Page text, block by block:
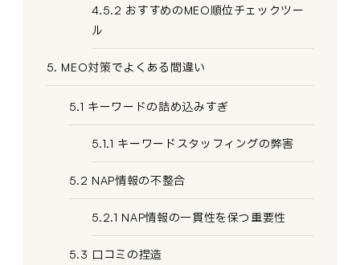
4.5.2 おすすめのMEO順位チェックツー
ル
5. MEO対策でよくある間違い
5.1 キーワードの詰め込みすぎ
5.1.1 キーワードスタッフィングの弊害
5.2 NAP情報の不整合
5.2.1 NAP情報の一貫性を保つ重要性
5.3 口コミの捏造